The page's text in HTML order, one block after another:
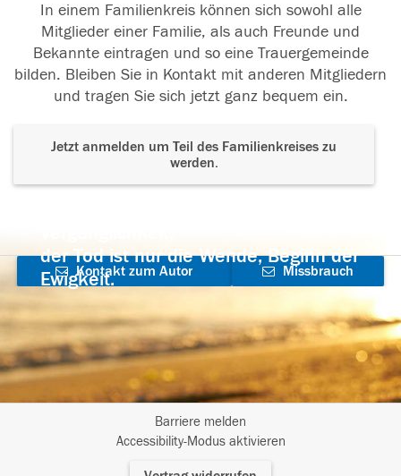
In einem Familienkreis können sich sowohl alle
Mitglieder einer Familie, als auch Freunde und
Bekannte eintragen und so eine Trauergemeinde
bilden. Bleiben Sie in Kontakt mit anderen Mitgliedern
und tragen Sie sich jetzt ganz bequem ein.
Jetzt anmelden um Teil des Familienkreises zu
werden.
der Tod ist nur die Wende, Beginn der
Ewigkeit.
Kontakt zum Autor
aufnehmen
Missbrauch
Barriere melden
Accessibility-Modus aktivieren